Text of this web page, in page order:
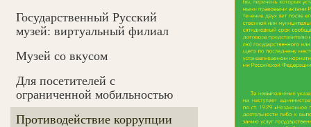
Государственный Русский
музей: виртуальный филиал
Музей со вкусом
Для посетителей с
ограниченной мобильностью
Противодействие коррупции